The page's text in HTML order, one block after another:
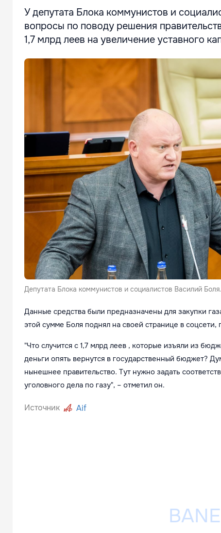
У депутата Блока коммунистов и
вопросы по поводу решения
1,7 млрд леев на увеличение уставного
Депутата Блока коммунистов и социалистов Василий Боля.
Данные средства были предназначены для закупки
этой сумме Боля поднял на своей странице в соцсети,
"Что случится с 1,7 млрд леев , которые изъяли из
деньги опять вернутся в государственный бюджет?
нынешнее правительство. Тут нужно задать
уголовного дела по газу", – отметил он.
Источник Aif